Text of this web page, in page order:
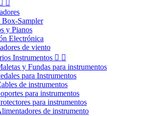
Box-Sampler
y Pianos
Electrónica
de viento
Instrumentos  
y Fundas para instrumentos
para Instrumentos
de instrumentos
para instrumentos
para instrumentos
de instrumento